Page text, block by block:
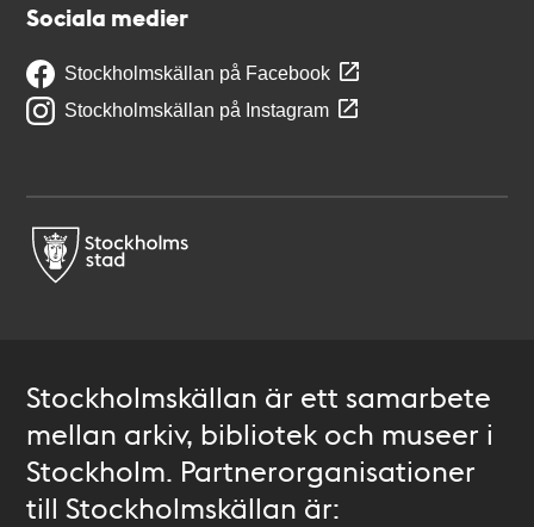
Sociala medier
Stockholmskällan på Facebook
Stockholmskällan på Instagram
Stockholmskällan är ett samarbete
mellan arkiv, bibliotek och museer i
Stockholm. Partnerorganisationer
till Stockholmskällan är: